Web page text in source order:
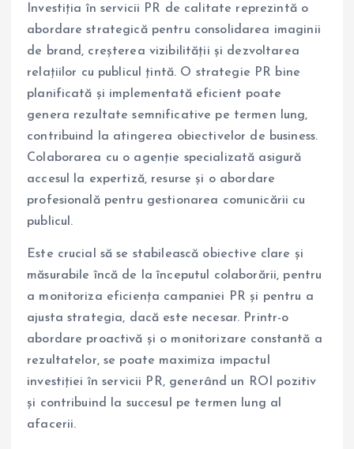
Investiția în servicii PR de calitate reprezintă o
abordare strategică pentru consolidarea imaginii
de brand, creșterea vizibilității și dezvoltarea
relațiilor cu publicul țintă. O strategie PR bine
planificată și implementată eficient poate
genera rezultate semnificative pe termen lung,
contribuind la atingerea obiectivelor de business.
Colaborarea cu o agenție specializată asigură
accesul la expertiză, resurse și o abordare
profesională pentru gestionarea comunicării cu
publicul.
Este crucial să se stabilească obiective clare și
măsurabile încă de la începutul colaborării, pentru
a monitoriza eficiența campaniei PR și pentru a
ajusta strategia, dacă este necesar. Printr-o
abordare proactivă și o monitorizare constantă a
rezultatelor, se poate maximiza impactul
investiției în servicii PR, generând un ROI pozitiv
și contribuind la succesul pe termen lung al
afacerii.